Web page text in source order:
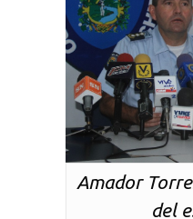
Amador
del